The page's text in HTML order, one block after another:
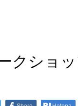
クショ